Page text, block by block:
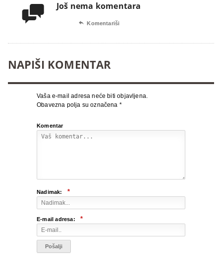
 Još nema komentara
 Komentariši
NAPIŠI KOMENTAR
Vaša e-mail adresa neće biti objavljena.
Obavezna polja su označena *
Komentar
Nadimak: *
E-mail adresa: *